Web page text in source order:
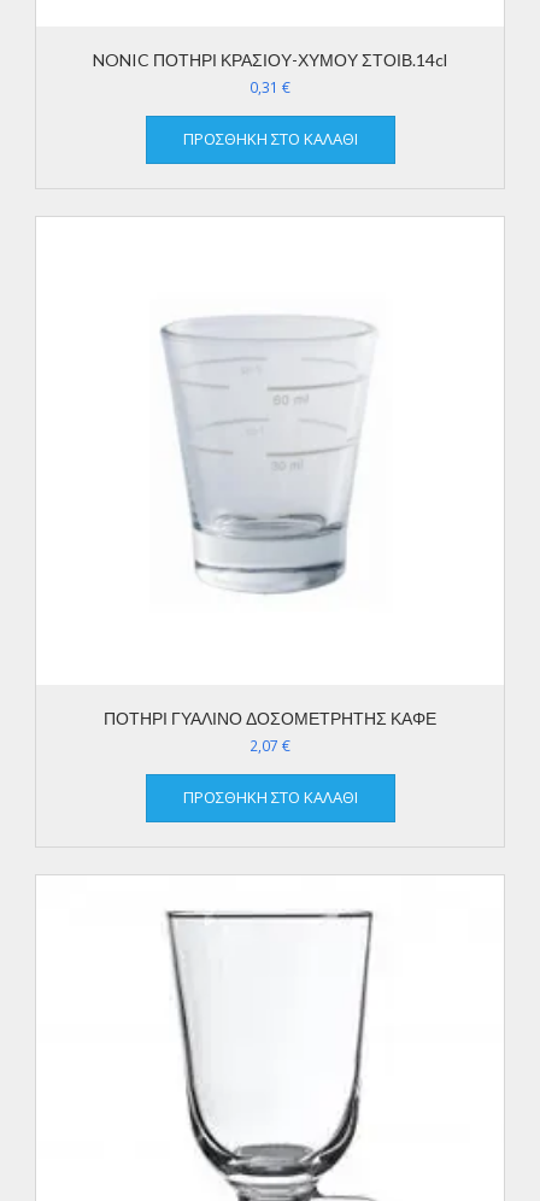
NONIC ΠΟΤΗΡΙ ΚΡΑΣΙΟΥ-ΧΥΜΟΥ ΣΤΟΙΒ.14cl
0,31 €
ΠΡΟΣΘΉΚΗ ΣΤΟ ΚΑΛΆΘΙ
ΠΟΤΗΡΙ ΓΥΑΛΙΝΟ ΔΟΣΟΜΕΤΡΗΤΗΣ ΚΑΦΕ
2,07 €
ΠΡΟΣΘΉΚΗ ΣΤΟ ΚΑΛΆΘΙ